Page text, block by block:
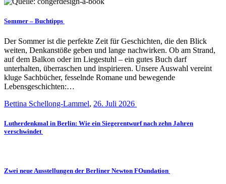
Sommer – Buchtipps
Der Sommer ist die perfekte Zeit für Geschichten, die den Blick
weiten, Denkanstöße geben und lange nachwirken. Ob am Strand,
auf dem Balkon oder im Liegestuhl – ein gutes Buch darf
unterhalten, überraschen und inspirieren. Unsere Auswahl vereint
kluge Sachbücher, fesselnde Romane und bewegende
Lebensgeschichten:…
Bettina Schellong-Lammel, 26. Juli 2026
Lutherdenkmal in Berlin: Wie ein Siegerentwurf nach zehn Jahren
verschwindet
Zwei neue Ausstellungen der Berliner Newton FOundation